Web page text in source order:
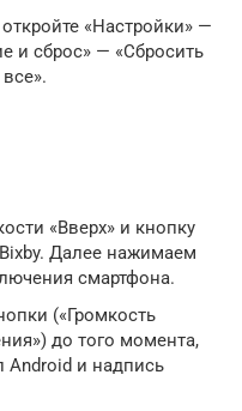
«Настройки» —
и сброс» — «Сбросить
«Вверх» и кнопку
Далее нажимаем
смартфона.
(«Громкость
до того момента,
Android и надпись